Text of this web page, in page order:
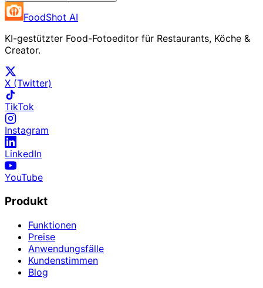
FoodShot AI
KI-gestützter Food-Fotoeditor für Restaurants, Köche &
Creator.
X (Twitter)
TikTok
Instagram
LinkedIn
YouTube
Produkt
Funktionen
Preise
Anwendungsfälle
Kundenstimmen
Blog